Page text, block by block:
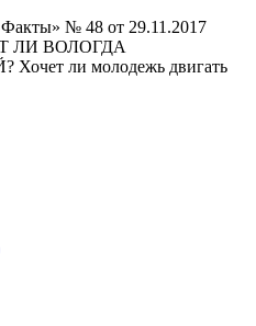
№ 48 от 29.11.2017
ЛИ ВОЛОГДА
ли молодежь двигать